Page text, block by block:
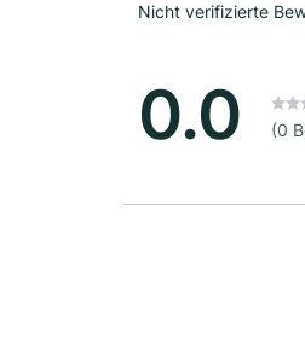
Nicht verifizierte
0.0 (0